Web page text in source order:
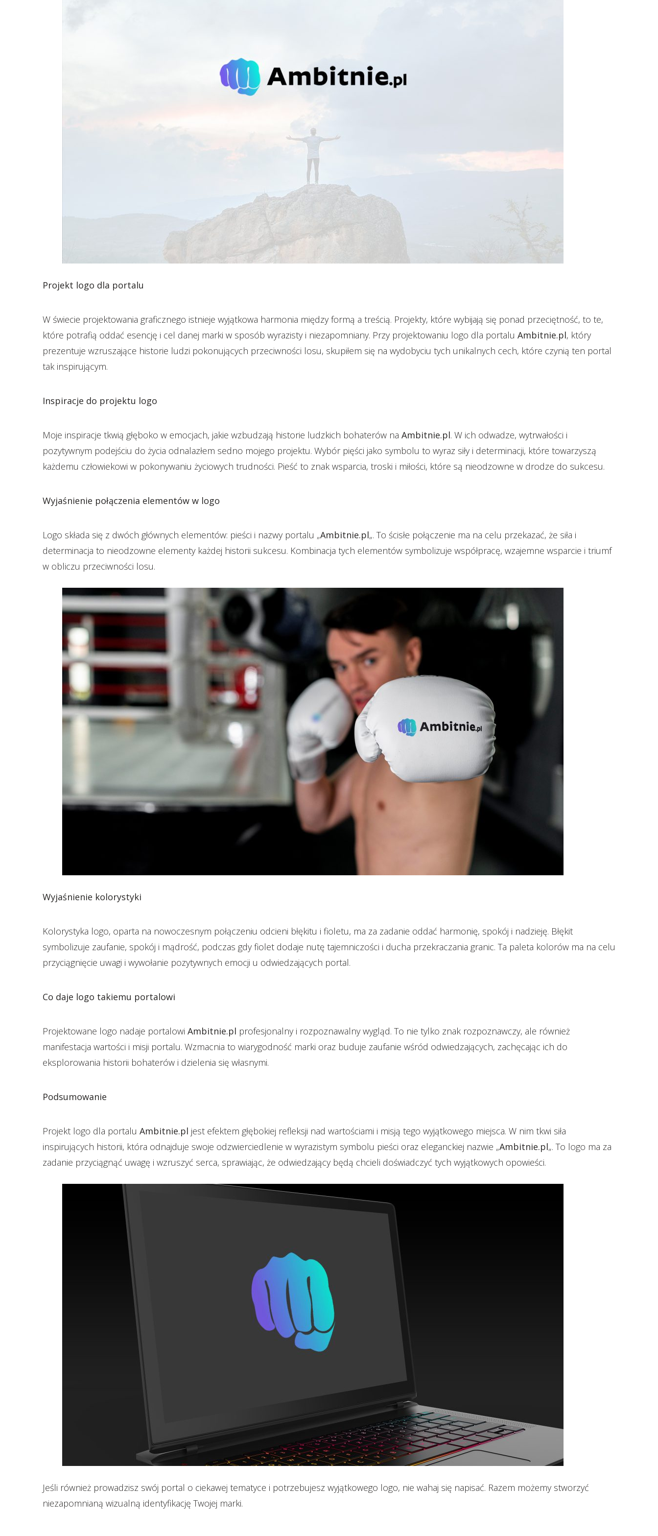
Projekt logo dla portalu
W świecie projektowania graficznego istnieje wyjątkowa harmonia między formą a treścią. Projekty, które wybijają się ponad przeciętność, to te,
które potrafią oddać esencję i cel danej marki w sposób wyrazisty i niezapomniany. Przy projektowaniu logo dla portalu Ambitnie.pl, który
prezentuje wzruszające historie ludzi pokonujących przeciwności losu, skupiłem się na wydobyciu tych unikalnych cech, które czynią ten portal
tak inspirującym.
Inspiracje do projektu logo
Moje inspiracje tkwią głęboko w emocjach, jakie wzbudzają historie ludzkich bohaterów na Ambitnie.pl. W ich odwadze, wytrwałości i
pozytywnym podejściu do życia odnalazłem sedno mojego projektu. Wybór pięści jako symbolu to wyraz siły i determinacji, które towarzyszą
każdemu człowiekowi w pokonywaniu życiowych trudności. Pieść to znak wsparcia, troski i miłości, które są nieodzowne w drodze do sukcesu.
Wyjaśnienie połączenia elementów w logo
Logo składa się z dwóch głównych elementów: pieści i nazwy portalu „Ambitnie.pl„. To ścisłe połączenie ma na celu przekazać, że siła i
determinacja to nieodzowne elementy każdej historii sukcesu. Kombinacja tych elementów symbolizuje współpracę, wzajemne wsparcie i triumf
w obliczu przeciwności losu.
Wyjaśnienie kolorystyki
Kolorystyka logo, oparta na nowoczesnym połączeniu odcieni błękitu i fioletu, ma za zadanie oddać harmonię, spokój i nadzieję. Błękit
symbolizuje zaufanie, spokój i mądrość, podczas gdy fiolet dodaje nutę tajemniczości i ducha przekraczania granic. Ta paleta kolorów ma na celu
przyciągnięcie uwagi i wywołanie pozytywnych emocji u odwiedzających portal.
Co daje logo takiemu portalowi
Projektowane logo nadaje portalowi Ambitnie.pl profesjonalny i rozpoznawalny wygląd. To nie tylko znak rozpoznawczy, ale również
manifestacja wartości i misji portalu. Wzmacnia to wiarygodność marki oraz buduje zaufanie wśród odwiedzających, zachęcając ich do
eksplorowania historii bohaterów i dzielenia się własnymi.
Podsumowanie
Projekt logo dla portalu Ambitnie.pl jest efektem głębokiej refleksji nad wartościami i misją tego wyjątkowego miejsca. W nim tkwi siła
inspirujących historii, która odnajduje swoje odzwierciedlenie w wyrazistym symbolu pieści oraz eleganckiej nazwie „Ambitnie.pl„. To logo ma za
zadanie przyciągnąć uwagę i wzruszyć serca, sprawiając, że odwiedzający będą chcieli doświadczyć tych wyjątkowych opowieści.
Jeśli również prowadzisz swój portal o ciekawej tematyce i potrzebujesz wyjątkowego logo, nie wahaj się napisać. Razem możemy stworzyć
niezapomnianą wizualną identyfikację Twojej marki.